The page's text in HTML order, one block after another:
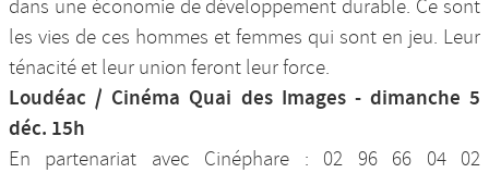
dans une économie de développement durable. Ce sont
les vies de ces hommes et femmes qui sont en jeu. Leur
ténacité et leur union feront leur force.
Loudéac / Cinéma Quai des Images - dimanche 5
déc. 15h
En partenariat avec Cinéphare : 02 96 66 04 02